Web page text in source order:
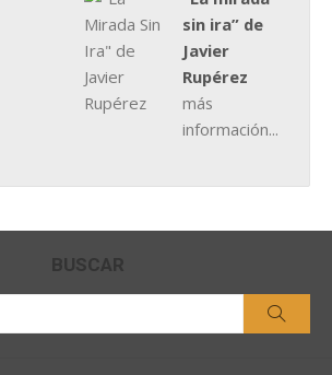
sin ira” de
Javier
Rupérez
más
información...
BUSCAR